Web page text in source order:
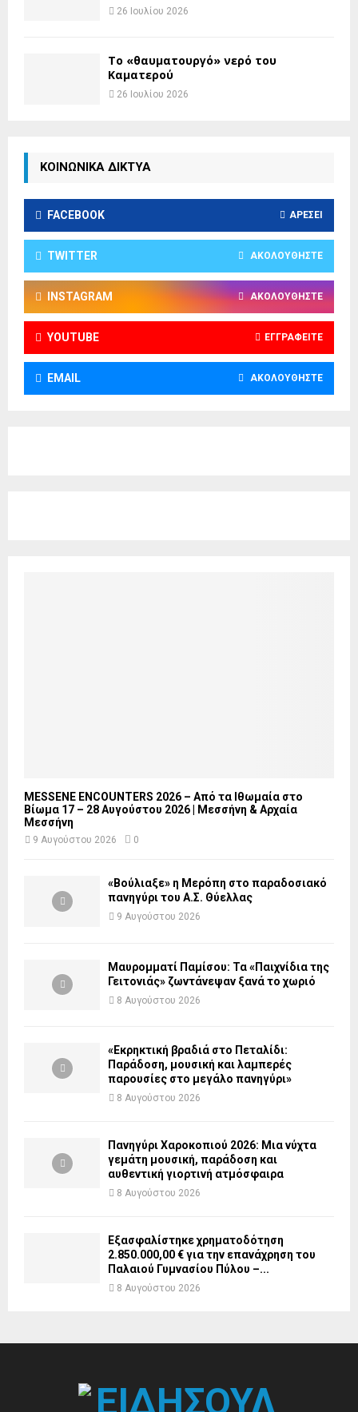
26 Ιουλίου 2026
Το «θαυματουργό» νερό του
Καματερού
26 Ιουλίου 2026
ΚΟΙΝΩΝΙΚΑ ΔΙΚΤΥΑ
FACEBOOK ΑΡΈΣΕΙ
TWITTER ΑΚΟΛΟΥΘΉΣΤΕ
INSTAGRAM ΑΚΟΛΟΥΘΉΣΤΕ
YOUTUBE ΕΓΓΡΑΦΕΊΤΕ
EMAIL ΑΚΟΛΟΥΘΉΣΤΕ
MESSENE ENCOUNTERS 2026 – Από τα Ιθωμαία στο
Βίωμα 17 – 28 Αυγούστου 2026 | Μεσσήνη & Αρχαία
Μεσσήνη
9 Αυγούστου 2026 0
«Βούλιαξε» η Μερόπη στο παραδοσιακό
πανηγύρι του Α.Σ. Θύελλας
9 Αυγούστου 2026
Μαυρομματί Παμίσου: Τα «Παιχνίδια της
Γειτονιάς» ζωντάνεψαν ξανά το χωριό
8 Αυγούστου 2026
«Εκρηκτική βραδιά στο Πεταλίδι:
Παράδοση, μουσική και λαμπερές
παρουσίες στο μεγάλο πανηγύρι»
8 Αυγούστου 2026
Πανηγύρι Χαροκοπιού 2026: Μια νύχτα
γεμάτη μουσική, παράδοση και
αυθεντική γιορτινή ατμόσφαιρα
8 Αυγούστου 2026
Εξασφαλίστηκε χρηματοδότηση
2.850.000,00 € για την επανάχρηση του
Παλαιού Γυμνασίου Πύλου –...
8 Αυγούστου 2026